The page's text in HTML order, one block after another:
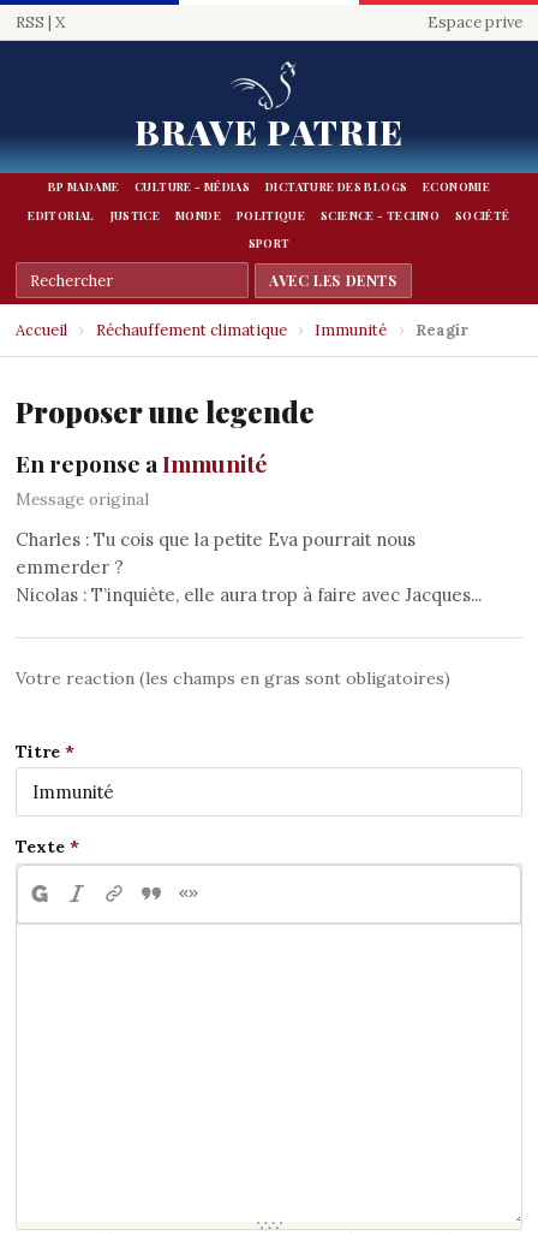
RSS | X Espace prive
BRAVE PATRIE
BP MADAME CULTURE - MÉDIAS DICTATURE DES BLOGS
ECONOMIE
EDITORIAL
JUSTICE MONDE POLITIQUE SCIENCE - TECHNO
SOCIÉTÉ
SPORT
Accueil › Réchauffement climatique › Immunité › Reagir
Proposer une legende
En reponse aImmunité
Message original
Charles : Tu cois que la petite Eva pourrait nous
emmerder ?
Nicolas : T’inquiète, elle aura trop à faire avec Jacques...
Votre reaction (les champs en gras sont obligatoires)
Titre
Texte